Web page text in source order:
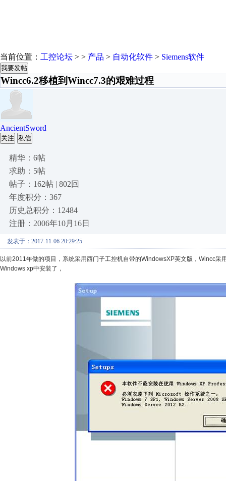
当前位置： 工控论坛 > > 产品 > 自动化软件 > Siemens软件
我要发帖
Wincc6.2移植到Wincc7.3的艰难过程
AncientSword
关注 私信
精华：6帖
求助：5帖
帖子：162帖 | 802回
年度积分：367
历史总积分：12484
注册：2006年10月16日
发表于：2017-11-06 20:29:25
以前2011年做的项目，系统采用西门子工控机自带的WindowsXP英文版，Wincc
Windows xp中安装了，